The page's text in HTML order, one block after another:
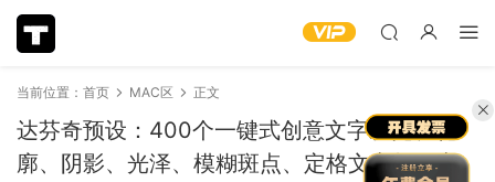
当前位置： 首页 MAC区 正文
达芬奇预设：400个一键式创意文字发光、轮
廓、阴影、光泽、模糊斑点、定格文字标题字